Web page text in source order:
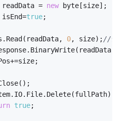
=
new byte[size];
isEnd=
true;
0, size);//读入一
true;